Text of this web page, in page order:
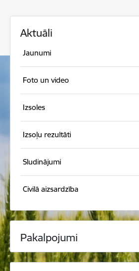
Aktuāli
Jaunumi
Foto un video
Izsoles
Izsoļu rezultāti
Sludinājumi
Civilā aizsardzība
Pakalpojumi